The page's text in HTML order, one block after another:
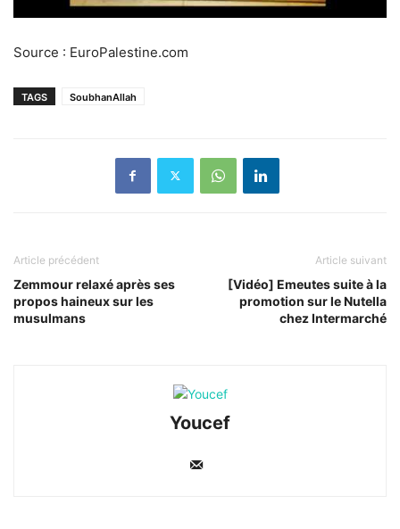
Source : EuroPalestine.com
TAGS SoubhanAllah
Article précédent
Zemmour relaxé après ses
propos haineux sur les
musulmans
Article suivant
[Vidéo] Emeutes suite à la
promotion sur le Nutella
chez Intermarché
Youcef